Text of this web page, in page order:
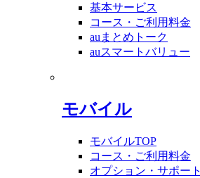
基本サービス
コース・ご利用料金
auまとめトーク
auスマートバリュー
モバイル
モバイルTOP
コース・ご利用料金
オプション・サポート